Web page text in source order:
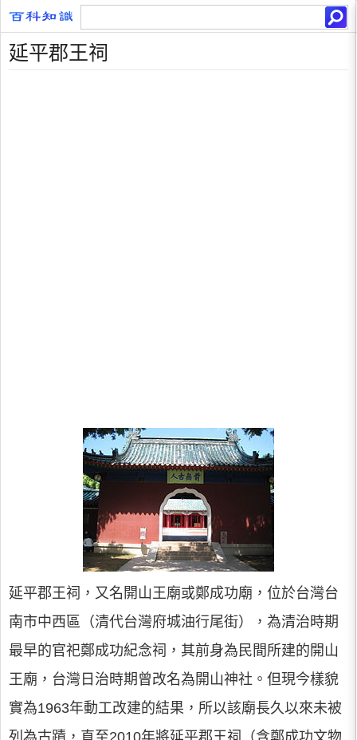
延平郡王祠
延平郡王祠，又名開山王廟或鄭成功廟，位於台灣台
南市中西區（清代台灣府城油行尾街），為清治時期
最早的官祀鄭成功紀念祠，其前身為民間所建的開山
王廟，台灣日治時期曾改名為開山神社。但現今樣貌
實為1963年動工改建的結果，所以該廟長久以來未被
列為古蹟，直至2010年將延平郡王祠（含鄭成功文物